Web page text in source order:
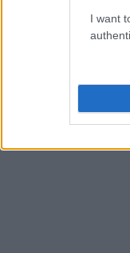
I want
unos minutos.